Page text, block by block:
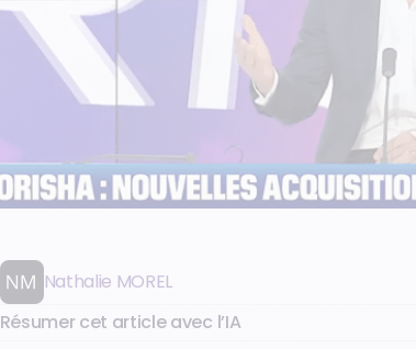
Nathalie MOREL
Résumer cet article avec l’IA